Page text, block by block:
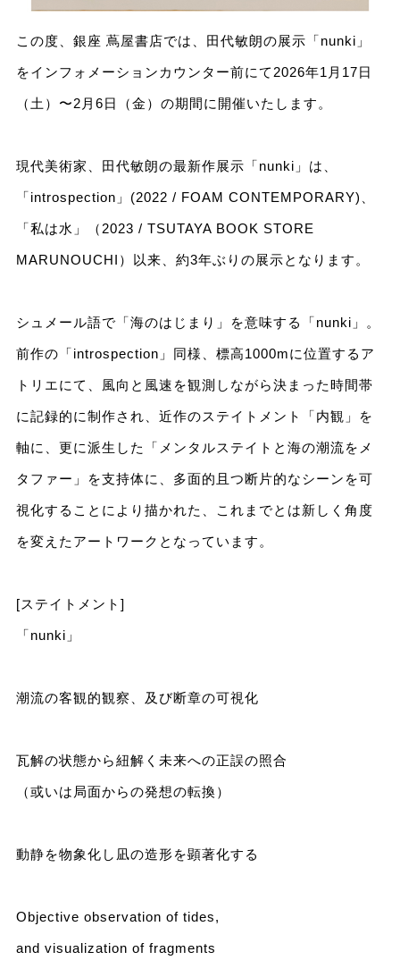
この度、銀座 蔦屋書店では、田代敏朗の展示「nunki」
をインフォメーションカウンター前にて2026年1月17日
（土）〜2月6日（金）の期間に開催いたします。
現代美術家、田代敏朗の最新作展示「nunki」は、
「introspection」(2022 / FOAM CONTEMPORARY)、
「私は水」（2023 / TSUTAYA BOOK STORE
MARUNOUCHI）以来、約3年ぶりの展示となります。
シュメール語で「海のはじまり」を意味する「nunki」。
前作の「introspection」同様、標高1000mに位置するア
トリエにて、風向と風速を観測しながら決まった時間帯
に記録的に制作され、近作のステイトメント「内観」を
軸に、更に派生した「メンタルステイトと海の潮流をメ
タファー」を支持体に、多面的且つ断片的なシーンを可
視化することにより描かれた、これまでとは新しく角度
を変えたアートワークとなっています。
[ステイトメント]
「nunki」
潮流の客観的観察、及び断章の可視化
瓦解の状態から紐解く未来への正誤の照合
（或いは局面からの発想の転換）
動静を物象化し凪の造形を顕著化する
Objective observation of tides,
and visualization of fragments